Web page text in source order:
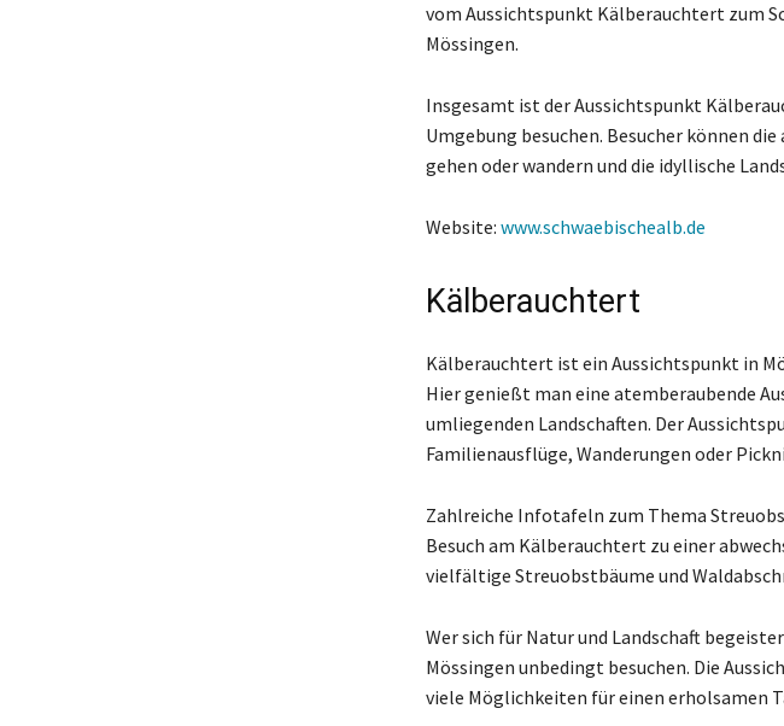
vom Aussichtspunkt Kälberauchtert zum
Mössingen.
Insgesamt ist der Aussichtspunkt
Umgebung besuchen. Besucher können
gehen oder wandern und die idyllische
Website: www.schwaebischealb.de
Kälberauchtert
Kälberauchtert ist ein Aussichtspunkt in
Hier genießt man eine atemberaubende
umliegenden Landschaften. Der
Familienausflüge, Wanderungen oder
Zahlreiche Infotafeln zum Thema
Besuch am Kälberauchtert zu einer
vielfältige Streuobstbäume und
Wer sich für Natur und Landschaft
Mössingen unbedingt besuchen. Die
viele Möglichkeiten für einen erholsamen